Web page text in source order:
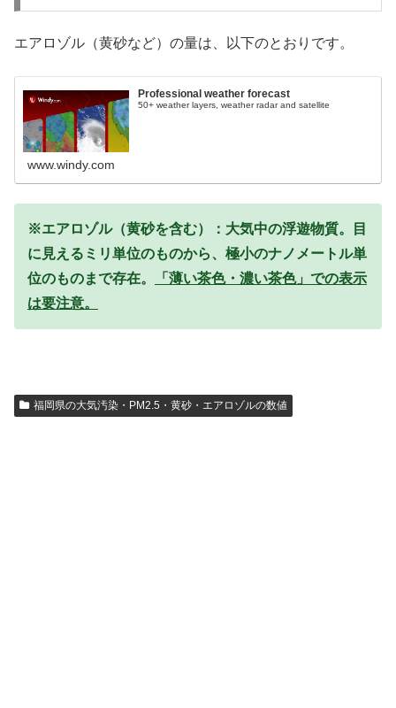
エアロゾル（黄砂など）の量は、以下のとおりです。
Professional weather forecast
50+ weather layers, weather radar and satellite
www.windy.com
※エアロゾル（黄砂を含む）：大気中の浮遊物質。目
に見えるミリ単位のものから、極小のナノメートル単
位のものまで存在。
「薄い茶色・濃い茶色」での表示
は要注意。
福岡県の大気汚染・PM2.5・黄砂・エアロゾルの数値